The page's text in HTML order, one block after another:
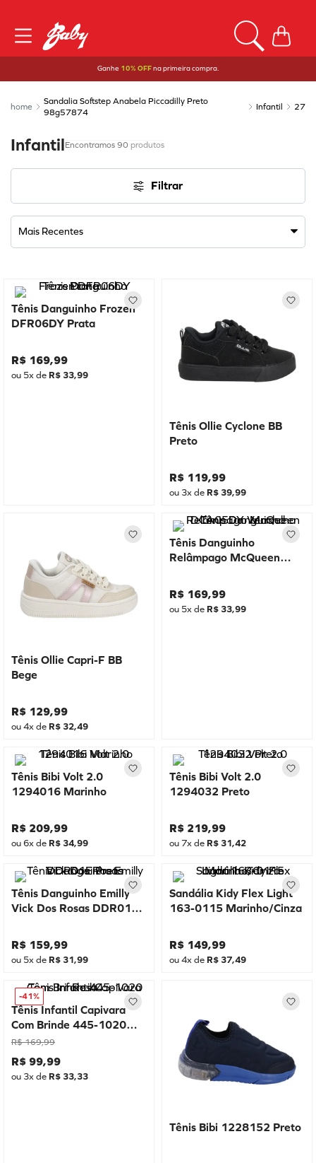
Ganhe 10% OFFna primeira compra.
Sandalia Softstep Anabela Piccadilly Preto
98g57874
Infantil 27
Infantil 90 produtos
Filtrar
Mais Recentes
Tênis Danguinho Frozen
DFR06DY Prata
R$ 169,99
ou 5x de R$ 33,99
Tênis Ollie Cyclone BB
Preto
R$ 119,99
ou 3x de R$ 39,99
Tênis Ollie Capri-F BB
Bege
R$ 129,99
ou4x de R$ 32,49
Tênis Danguinho
Relâmpago McQueen
R$ 169,99
ou 5x de R$ 33,99
Tênis Bibi Volt 2.0
1294016 Marinho
R$ 209,99
ou6x de R$ 34,99
Tênis Bibi Volt 2.0
1294032 Preto
R$ 219,99
ou 7x de R$ 31,42
Tênis Danguinho Emilly
Vick Dos Rosas DDR01E
R$ 159,99
ou 5x de R$ 31,99
Sandália Kidy Flex Light
163-0115 Marinho/Cinza
R$ 149,99
ou4x de R$ 37,49
-41%
Tênis Infantil Capivara
Com Brinde 445-1020
Rosa
R$ 169,99
R$ 99,99
ou 3x de R$ 33,33
Tênis Bibi 1228152 Preto